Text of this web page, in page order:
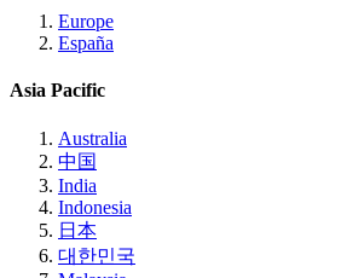
Europe
España
Asia Pacific
Australia
中国
India
Indonesia
日本
대한민국